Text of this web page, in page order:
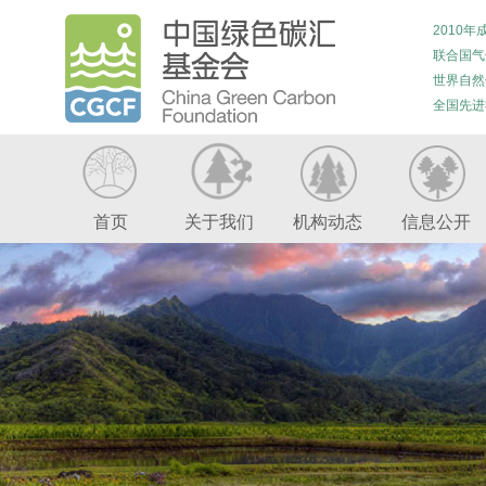
2010年
联合国
世界自
全国先
首页 关于我们 机构动态 信息公开